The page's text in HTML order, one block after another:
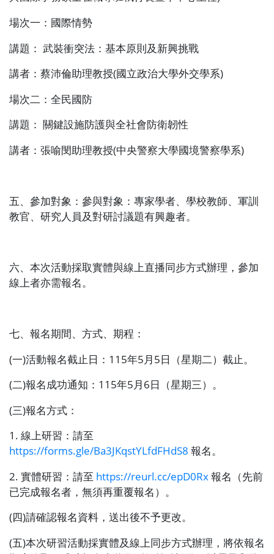
場次一：國際情勢
講題： 武裝衝突法：基本原則及新興挑戰
講者：蔡沛倫助理教授(國立政治大學外交學系)
場次二：全民國防
講題： 關鍵設施防護與全社會防衛韌性
講者：張喻閔助理教授(中央警察大學國境警察學系)
五、參加對象：參與對象：專家學者、學校教師、軍訓
教官、研究人員及對研討議題有興趣者。
六、本次活動採取實體與線上直播同步方式辦理，參加
線上者亦需報名。
七、報名期間、方式、期程：
(一)活動報名截止日： 115年5月5日（星期二）截止。
(二)報名成功通知： 115年5月6日（星期三）。
(三)報名方式：
1. 線上研習：請至
https://forms.gle/Ba3JKqstYLfdFHdS8 報名。
2. 實體研習：請至 https://reurl.cc/epD0Rx報名（先前
已完成報名者，無須再重覆報名）。
(四)請確認報名資料，送出後不予更改。
(五)本次研習活動採實體及線上同步方式辦理，將依報名